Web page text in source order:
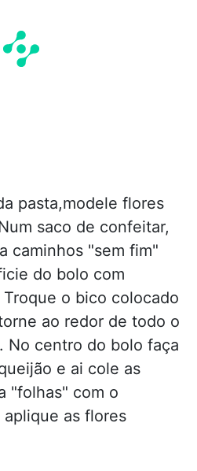
pasta,modele flores
saco de confeitar,
caminhos "sem fim"
do bolo com
o bico colocado
ao redor de todo o
No centro do bolo faça
e ai cole as
"folhas" com o
as flores